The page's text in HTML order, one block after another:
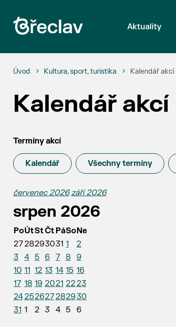
Aktuality
Úvod Kultura, sport, turistika Kalendář akcí
Kalendář akcí
Termíny akcí
Kalendář Všechny termíny
červenec 2026 září 2026
srpen 2026
PoÚtStČt PáSoNe
2728293031 1
2
3
4 5 6 7 8
9
10 11 12 13 14 15 16
17 18 19 2021 2223
24252627282930
31 1 2 3 4 5 6